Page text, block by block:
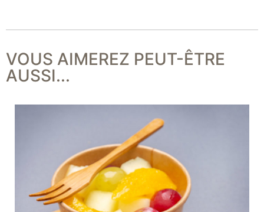
VOUS AIMEREZ PEUT-ÊTRE
AUSSI...